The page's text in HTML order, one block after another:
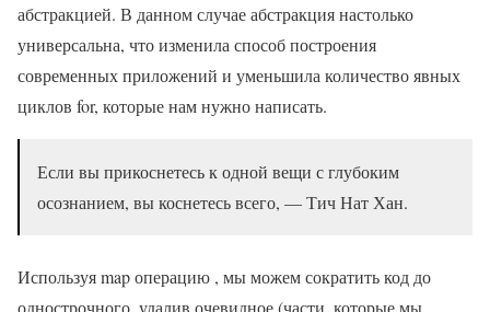
абстракцией. В данном случае абстракция настолько
универсальна, что изменила способ построения
современных приложений и уменьшила количество явных
циклов for, которые нам нужно написать.
Если вы прикоснетесь к одной вещи с глубоким
осознанием, вы коснетесь всего, — Тич Нат Хан.
Используя map операцию , мы можем сократить код до
однострочного, удалив очевидное (части, которые мы,